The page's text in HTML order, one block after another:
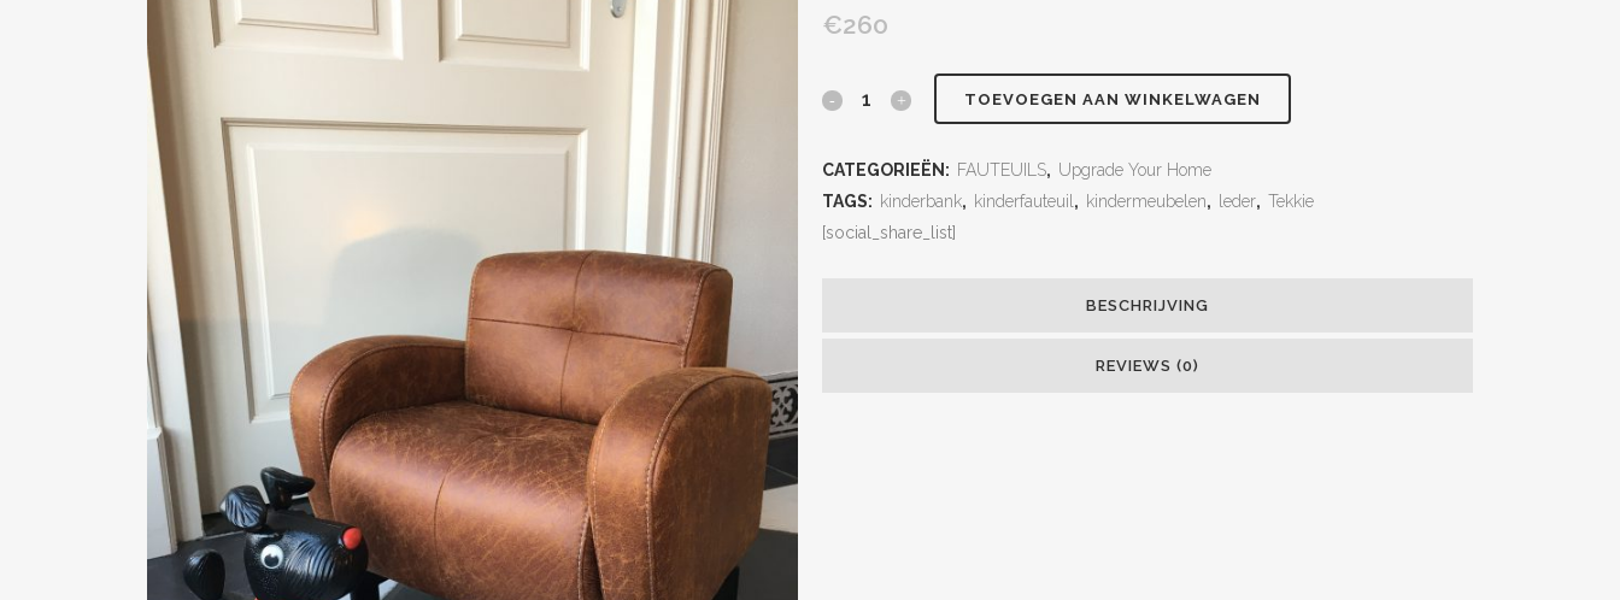
€260
TOEVOEGEN AAN WINKELWAGEN
CATEGORIEËN: FAUTEUILS, Upgrade Your Home
TAGS: kinderbank, kinderfauteuil , kindermeubelen, leder, Tekkie
[social_share_list]
BESCHRIJVING
REVIEWS (0)